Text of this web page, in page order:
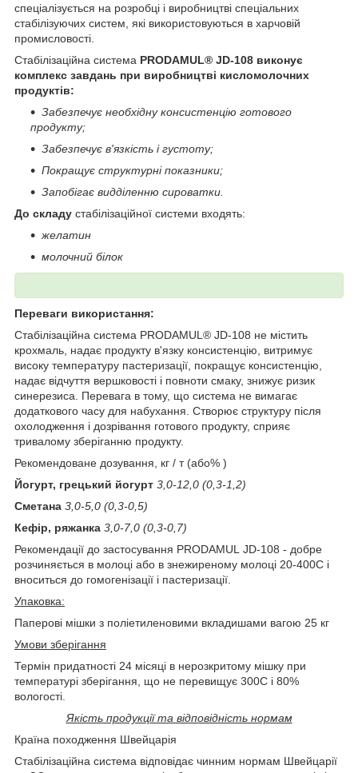
спеціалізується на розробці і виробництві спеціальних
стабілізуючих систем, які використовуються в харчовій
промисловості.
Стабілізаційна система PRODAMUL® JD-108 виконує
комплекс завдань при виробництві кисломолочних
продуктів:
Забезпечує необхідну консистенцію готового
продукту;
Забезпечує в'язкість і густоту;
Покращує структурні показники;
Запобігає видділенню сироватки.
До складу стабілізаційної системи входять:
желатин
молочний білок
Переваги використання:
Стабілізаційна система PRODAMUL® JD-108 не містить
крохмаль, надає продукту в'язку консистенцію, витримує
високу температуру пастеризації, покращує консистенцію,
надає відчуття вершковості і повноти смаку, знижує ризик
синерезиса. Перевага в тому, що система не вимагає
додаткового часу для набухання. Створює структуру після
охолодження і дозрівання готового продукту, сприяє
тривалому зберіганню продукту.
Рекомендоване дозування, кг / т (або% )
Йогурт, грецький йогурт 3,0-12,0 (0,3-1,2)
Сметана 3,0-5,0 (0,3-0,5)
Кефір, ряжанка 3,0-7,0 (0,3-0,7)
Рекомендації до застосування PRODAMUL JD-108 - добре
розчиняється в молоці або в знежиреному молоці 20-400С і
вноситься до гомогенізації і пастеризації.
Упаковка:
Паперові мішки з поліетиленовими вкладишами вагою 25 кг
Умови зберігання
Термін придатності 24 місяці в нерозкритому мішку при
температурі зберігання, що не перевищує 300С і 80%
вологості.
Якість продукції та відповідність нормам
Країна походження Швейцарія
Стабілізаційна система відповідає чинним нормам Швейцарії